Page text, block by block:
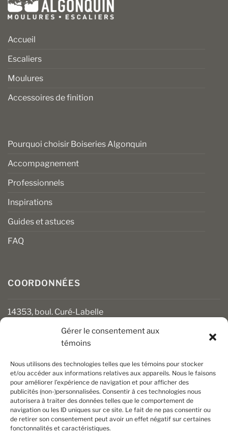
Gérer le consentement aux
témoins
Nous utilisons des technologies telles que les témoins pour stocker
et/ou accéder aux informations relatives aux appareils. Nous le faisons
pour améliorer l’expérience de navigation et pour afficher des
publicités (non-)personnalisées. Consentir à ces technologies nous
autorisera à traiter des données telles que le comportement de
navigation ou les ID uniques sur ce site. Le fait de ne pas consentir ou
de retirer son consentement peut avoir un effet négatif sur certaines
fonctonnalités et caractéristiques.
Accueil
Escaliers
Moulures
Accessoires de finition
Pourquoi choisir Boiseries Algonquin
Accompagnement
Professionnels
Inspirations
Guides et astuces
FAQ
COORDONNÉES
14353, boul. Curé-Labelle
clients@boiseriesalgonquin.com
HEURES D’OUVERTURE
Lundi au vendredi : 6 h 30 à 17 h 30
Samedi : 8 h à 17 h
Dimanche : Fermé